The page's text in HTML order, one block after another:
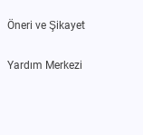
Öneri ve Şikayet
Yardım Merkezi